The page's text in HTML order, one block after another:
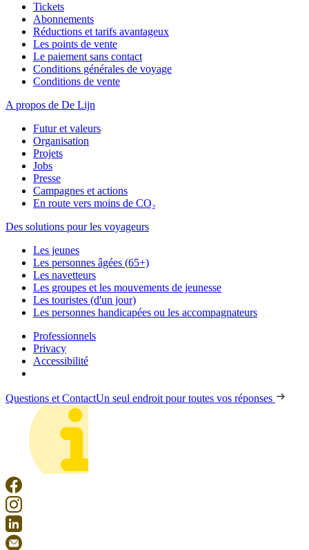
Tickets
Abonnements
Réductions et tarifs avantageux
Les points de vente
Le paiement sans contact
Conditions générales de voyage
Conditions de vente
A propos de De Lijn
Futur et valeurs
Organisation
Projets
Jobs
Presse
Campagnes et actions
En route vers moins de CO₂
Des solutions pour les voyageurs
Les jeunes
Les personnes âgées (65+)
Les navetteurs
Les groupes et les mouvements de jeunesse
Les touristes (d'un jour)
Les personnes handicapées ou les accompagnateurs
Professionnels
Privacy
Accessibilité
Questions et ContactUn seul endroit pour toutes vos réponses